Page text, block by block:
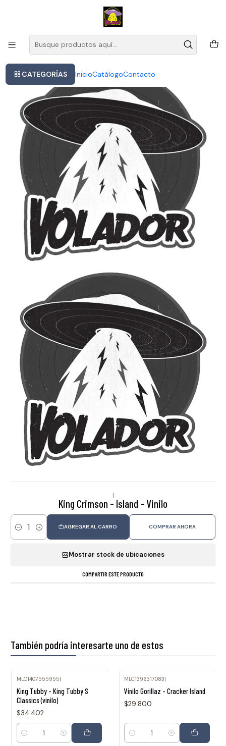
CATEGORÍAS InicioCatálogoContacto
Este es el texto del slide
|
King Crimson - Island - Vinilo
Cantidad
AGREGAR AL CARRO COMPRAR AHORA
Mostrar stock de ubicaciones
COMPARTIR ESTE PRODUCTO
También podría interesarte uno de estos
MLC1407555955|
King Tubby - King Tubby S
Classics (vinilo)
$34.402
Cantidad
MLC1396317083|
Vinilo Gorillaz - Cracker Island
$29.800
Cantidad